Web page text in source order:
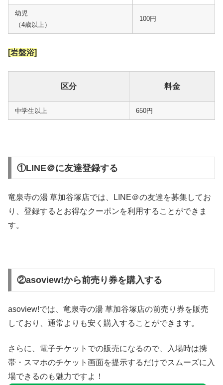
幼児
（4歳以上）
100円
[岩盤浴]
区分 料金
中学生以上 650円
①LINE＠に友達登録する
竜泉寺の湯 草加谷塚店では、LINE＠の友達を募集してお
り、登録するとお得なクーポンを利用することができま
す。
②asoview!から前売り券を購入する
asoview!では、竜泉寺の湯 草加谷塚店の前売り券を販売
しており、通常よりも安く購入することができます。
さらに、電子チケットでの販売になるので、入場時は携
帯・スマホのチケット画面を提示するだけでスムーズに入
場できるのも魅力ですよ！